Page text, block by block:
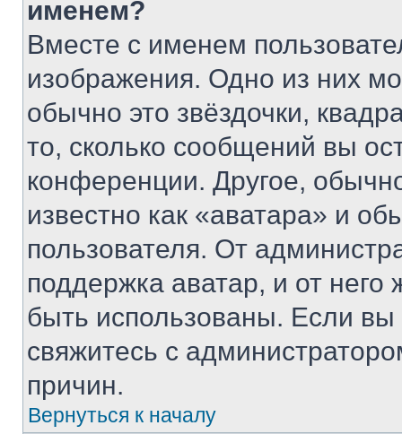
именем?
Вместе с именем
изображения. Одно из них
обычно это звёздочки,
то, сколько сообщений вы
конференции. Другое,
известно как «аватара» и
пользователя. От
поддержка аватар, и от него
быть использованы. Если
свяжитесь с
причин.
Вернуться к началу